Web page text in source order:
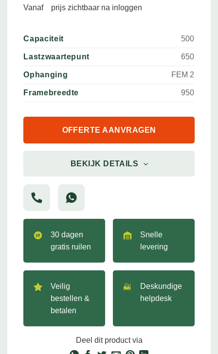
Vanaf prijs zichtbaar na inloggen
Capaciteit 500
Lastzwaartepunt 650
Ophanging FEM 2
Framebreedte 950
OFFERTE AANVRAGEN
BEKIJK DETAILS
30 dagen
gratis ruilen
Snelle
levering
Veilig
bestellen &
betalen
Deskundige
helpdesk
Deel dit product via